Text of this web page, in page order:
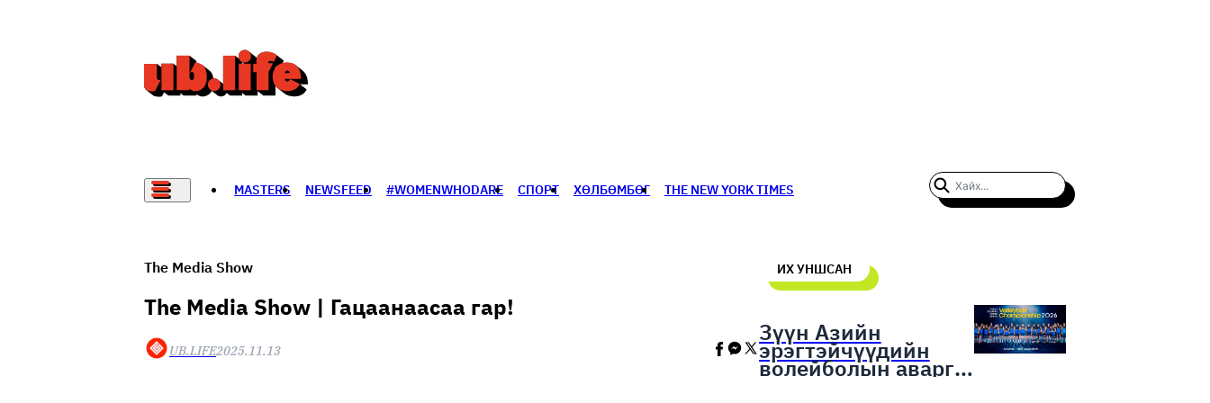
MASTERS NEWSFEED #WOMENWHODARE СПОРТ ХӨЛБӨМБӨГ THE NEW YORK TIMES
The Media Show
The Media Show | Гацаанаасаа гар!
UB.LIFE2025.11.13
ИХ УНШСАН
Зүүн Азийн
эрэгтэйчүүдийн
волейболын аварга
шалгаруулах